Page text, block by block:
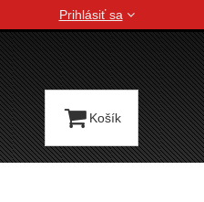
Prihlásiť sa
Košík